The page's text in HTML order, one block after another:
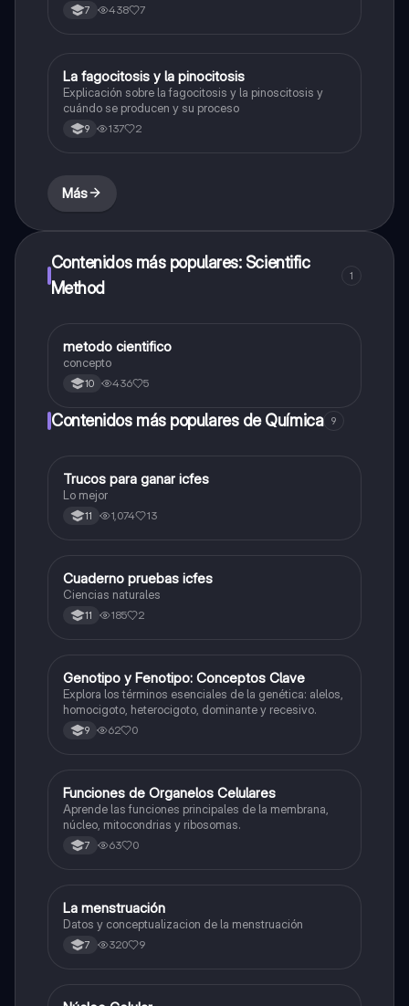
7 438 7
Biologia
La fagocitosis y la pinocitosis
Explicación sobre la fagocitosis y la pinoscitosis y
cuándo se producen y su proceso
9 137 2
Más
Contenidos más populares: Scientific
Method
1
Química
metodo cientifico
concepto
10 436 5
Contenidos más populares de Química 9
Química
Trucos para ganar icfes
Lo mejor
11 1,074 13
Biologia
Cuaderno pruebas icfes
Ciencias naturales
11 185 2
GBiologia
Genotipo y Fenotipo: Conceptos Clave
Explora los términos esenciales de la genética: alelos,
homocigoto, heterocigoto, dominante y recesivo.
9 62 0
FBiologia
Funciones de Organelos Celulares
Aprende las funciones principales de la membrana,
núcleo, mitocondrias y ribosomas.
7 63 0
Biologia
La menstruación
Datos y conceptualizacion de la menstruación
7 320 9